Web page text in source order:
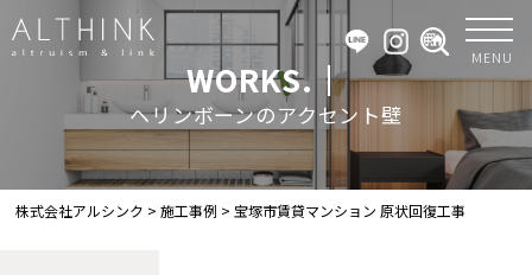
MENU
WORKS.｜
ヘリンボーンのアクセント壁
株式会社アルシンク >施工事例 > 宝塚市賃貸マンション 原状回復工事